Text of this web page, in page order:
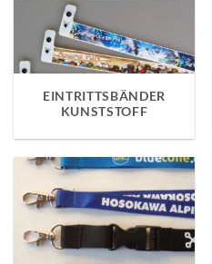
EINTRITTSBÄNDER
KUNSTSTOFF